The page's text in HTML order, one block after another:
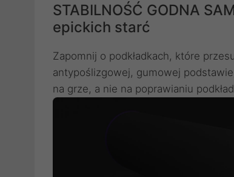
STABILNOŚĆ GODNA
epickich starć
Zapomnij o podkładkach, które
antypoślizgowej, gumowej
na grze, a nie na poprawianiu